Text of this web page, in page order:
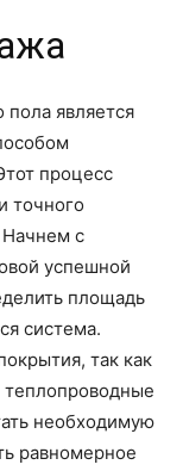
пола является
процесс
точного
Начнем с
успешной
площадь
система.
так как
необходимую
равномерное